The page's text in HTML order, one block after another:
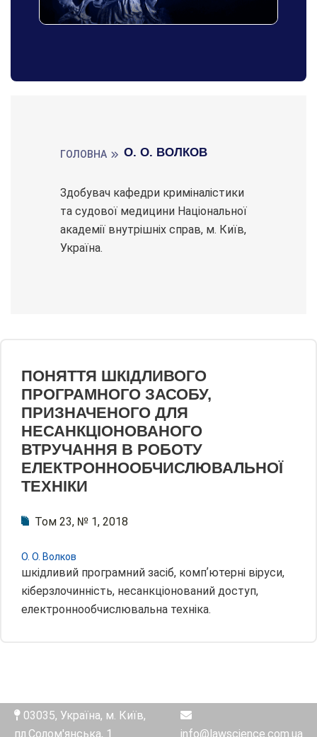
ГОЛОВНА О. О. ВОЛКОВ
Здобувач кафедри криміналістики
та судової медицини Національної
академії внутрішніх справ, м. Київ,
Україна.
ПОНЯТТЯ ШКІДЛИВОГО
ПРОГРАМНОГО ЗАСОБУ,
ПРИЗНАЧЕНОГО ДЛЯ
НЕСАНКЦІОНОВАНОГО
ВТРУЧАННЯ В РОБОТУ
ЕЛЕКТРОННООБЧИСЛЮВАЛЬНОЇ
ТЕХНІКИ
Том 23, № 1, 2018
О. О. Волков
шкідливий програмний засіб, компʼютерні віруси,
кіберзлочинність, несанкціонований доступ,
електроннообчислювальна техніка.
03035, Україна, м. Київ,
пл.Солом'янська, 1
info@lawscience.com.ua